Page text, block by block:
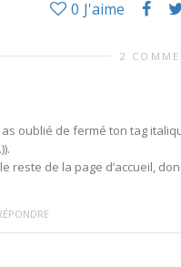
0 J'aime
2
oublié de fermé ton tag
reste de la page d’accueil,